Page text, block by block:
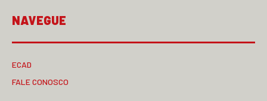
NAVEGUE
ECAD
FALE CONOSCO